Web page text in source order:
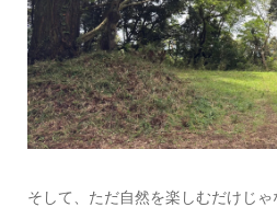
そして、ただ自然を楽しむだけじ